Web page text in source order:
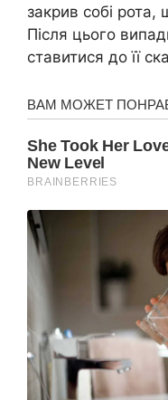
закрив собі рота,
Після цього
ставитися до її